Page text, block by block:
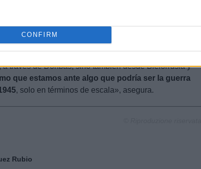
CONFIRM
y Biden
de los Estados Unidos, Joe Biden, les dijo a
fue obtenida por sus servicios de
que las fuerzas rusas no solo planeaban
través de Donbas, sino también desde Bielorrusia y
que estamos ante algo que podría ser la guerra
, solo en términos de escala», asegura.
Rubio